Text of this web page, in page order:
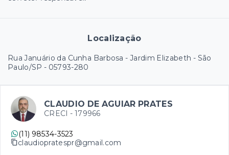
Localização
Rua Januário da Cunha Barbosa - Jardim Elizabeth - São
Paulo/SP - 05793-280
CLAUDIO DE AGUIAR PRATES
CRECI - 179966
(11) 98534-3523
claudiopratespr@gmail.com